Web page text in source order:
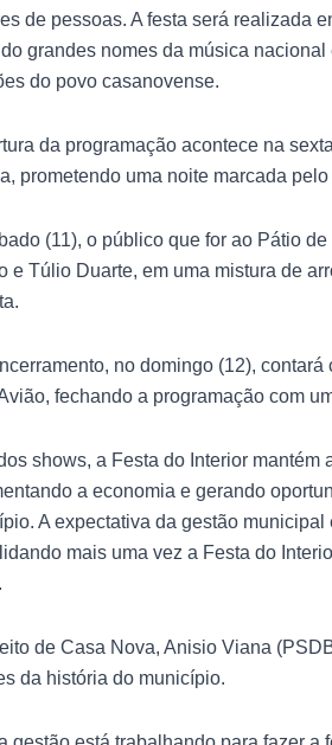
de pessoas. A festa será realizada
grandes nomes da música
do povo casanovense.
da programação acontece na
prometendo uma noite marcada
(11), o público que for ao Pátio
e Túlio Duarte, em uma mistura de
no domingo (12),
fechando a programação com
shows, a Festa do Interior mantém
a economia e gerando
A expectativa da gestão
mais uma vez a Festa do
de Casa Nova, Anisio Viana
da história do município.